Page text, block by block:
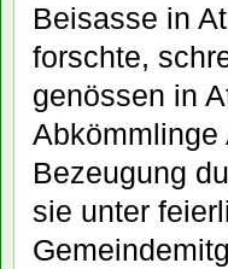
Beisasse in
forschte,
genössen in
Abkömmlinge
Bezeugung
sie unter